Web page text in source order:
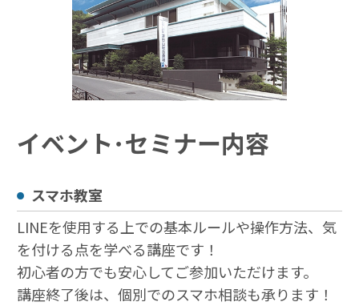
イベント･セミナー内容
スマホ教室
LINEを使用する上での基本ルールや操作方法、気
を付ける点を学べる講座です！
初心者の方でも安心してご参加いただけます。
講座終了後は、個別でのスマホ相談も承ります！